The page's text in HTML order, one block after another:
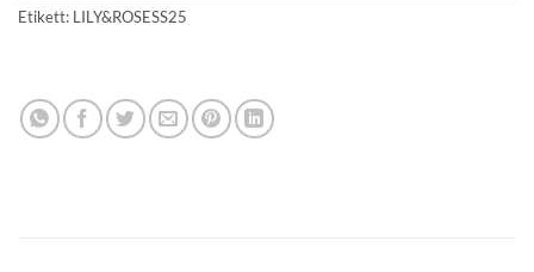
Etikett: LILY&ROSESS25